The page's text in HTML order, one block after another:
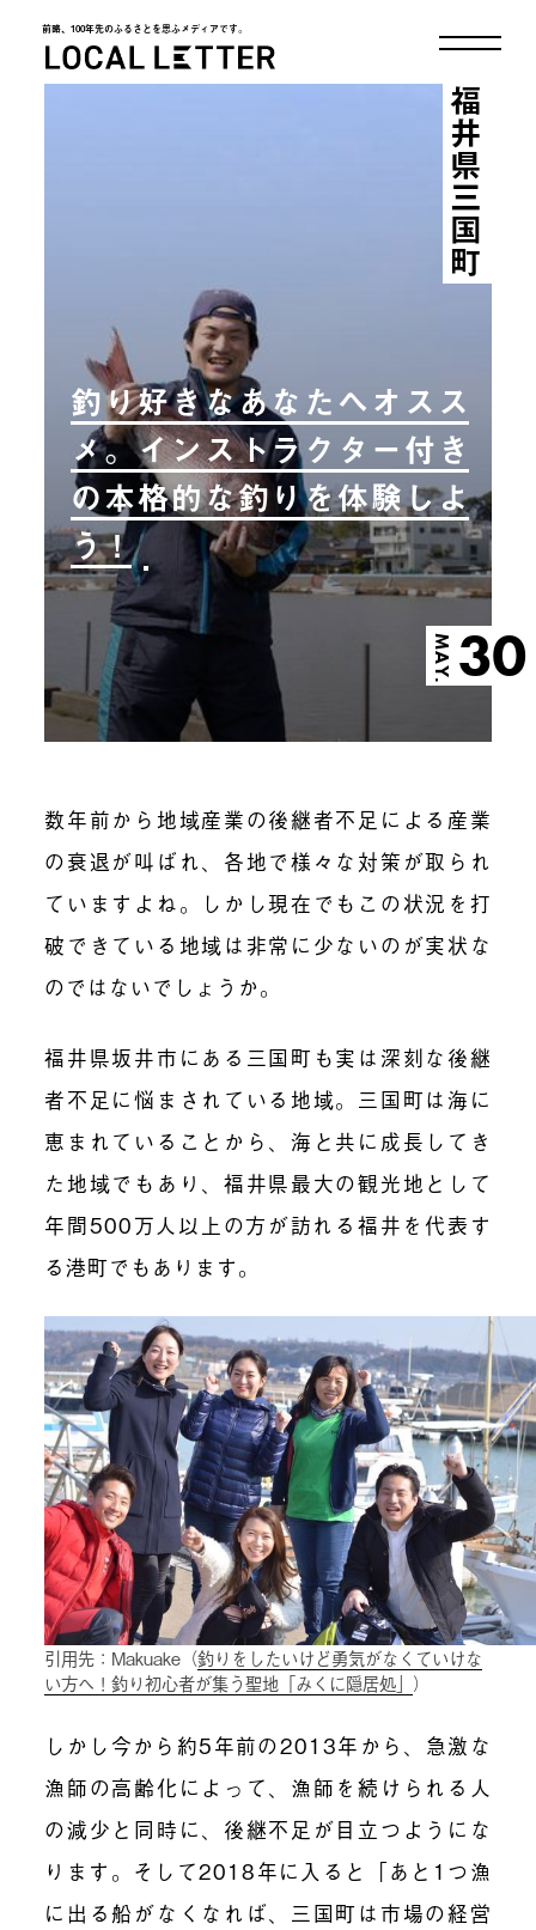
前略、100年先のふるさとを思ふメディアです。
LOCAL LETTER
釣り好きなあなたへオスス
メ。インストラクター付き
の本格的な釣りを体験しよ
う！
MAY. 30
福井県三国町
数年前から地域産業の後継者不足による産業
の衰退が叫ばれ、各地で様々な対策が取られ
ていますよね。しかし現在でもこの状況を打
破できている地域は非常に少ないのが実状な
のではないでしょうか。
福井県坂井市にある三国町も実は深刻な後継
者不足に悩まされている地域。三国町は海に
恵まれていることから、海と共に成長してき
た地域でもあり、福井県最大の観光地として
年間500万人以上の方が訪れる福井を代表す
る港町でもあります。
引用先：Makuake（釣りをしたいけど勇気がなくていけな
い方へ！釣り初心者が集う聖地「みくに隠居処」 ）
しかし今から約5年前の2013年から、急激な
漁師の高齢化によって、漁師を続けられる人
の減少と同時に、後継不足が目立つようにな
ります。そして2018年に入ると「あと1つ漁
に出る船がなくなれば、三国町は市場の経営